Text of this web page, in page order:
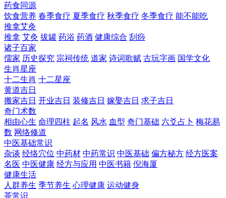
药食同源
饮食营养 春季食疗 夏季食疗 秋季食疗 冬季食疗 能不能吃
推拿艾灸
推拿 艾灸 拔罐 药浴 药酒 健康综合 刮痧
诸子百家
儒家 历史探究 宗祠传统 道家 诗词歌赋 古玩字画 国学文化
生肖星座
十二生肖 十二星座
黄道吉日
搬家吉日 开业吉日 装修吉日 嫁娶吉日 求子吉日
奇门术数
相由心生 命理四柱 起名 风水 血型 奇门基础 六爻占卜 梅花易
数 网络修道
中医基础常识
杂谈 经络穴位 中药材 中药常识 中医基础 偏方秘方 经方医案
名医 中医健康 经方与应用 中医书籍 倪海厦
健康生活
人群养生 季节养生 心理健康 运动健身
茶常识